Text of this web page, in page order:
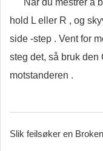
Når du mestrer å
hold L eller R , og
side -step . Vent for
steg det, så bruk den
motstanderen .
Slik feilsøker en